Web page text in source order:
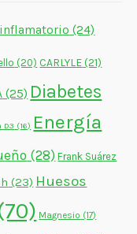
(24)
(20) CARLYLE(21)
(25) Diabetes
D3 (16) Energía
(28) Frank Suárez
(23) Huesos
Magnesio (17)